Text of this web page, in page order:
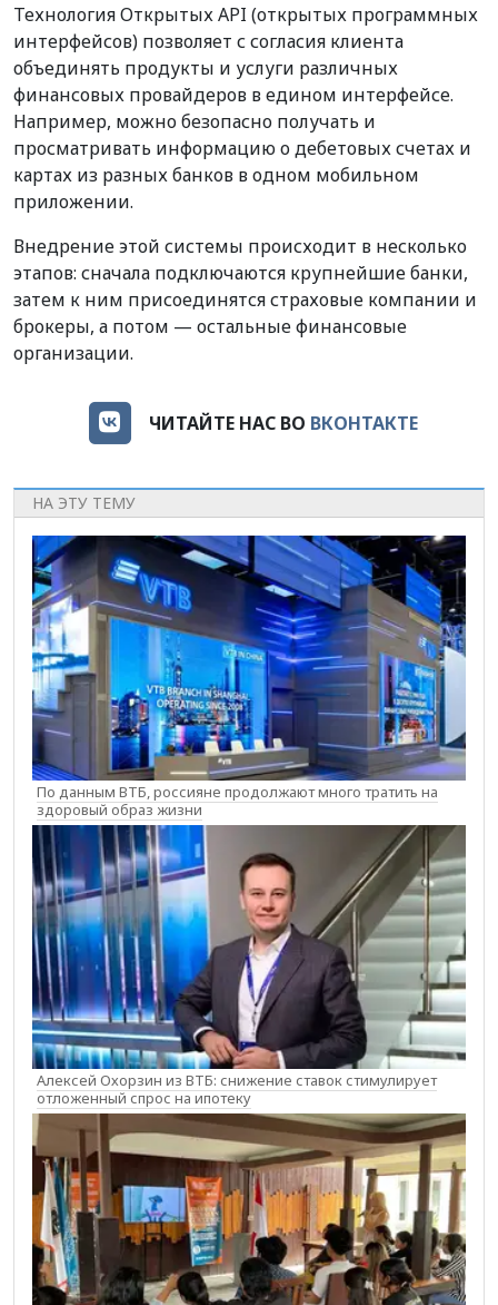
Технология Открытых API (открытых программных
интерфейсов) позволяет с согласия клиента
объединять продукты и услуги различных
финансовых провайдеров в едином интерфейсе.
Например, можно безопасно получать и
просматривать информацию о дебетовых счетах и
картах из разных банков в одном мобильном
приложении.
Внедрение этой системы происходит в несколько
этапов: сначала подключаются крупнейшие банки,
затем к ним присоединятся страховые компании и
брокеры, а потом — остальные финансовые
организации.
ЧИТАЙТЕ НАС ВО ВКОНТАКТЕ
НА ЭТУ ТЕМУ
По данным ВТБ, россияне продолжают много тратить на
здоровый образ жизни
Алексей Охорзин из ВТБ: снижение ставок стимулирует
отложенный спрос на ипотеку